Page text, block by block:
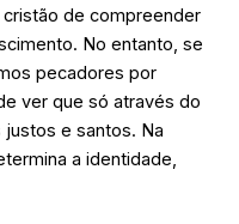
de compreender
No entanto, se
pecadores por
ver que só através do
e santos. Na
a identidade,